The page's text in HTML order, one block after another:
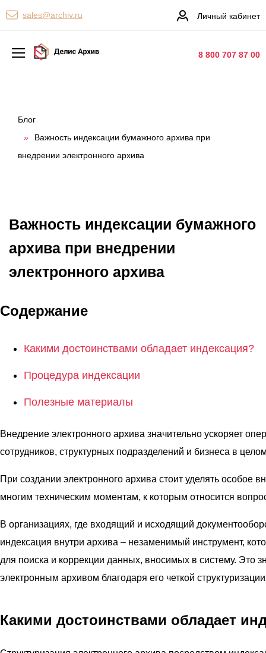
sales@archiv.ru Личный кабинет
8 800 707 87 00
Персональные сервисы
Хранение документов
Уничтожение документов
Сканирование документов
О компании
Реализованные проекты
Заказать услугу
Заказать звонок
Блог
»
Важность индексации бумажного архива при
внедрении электронного архива
Важность индексации бумажного
архива при внедрении
электронного архива
Содержание
Какими достоинствами обладает индексация?
Процедура индексации
Полезные материалы
Внедрение электронного архива значительно ускоряет
сотрудников, структурных подразделений и бизнеса в
При создании электронного архива стоит уделять особое
многим техническим моментам, к которым относится
В организациях, где входящий и исходящий
индексация внутри архива – незаменимый инструмент,
для поиска и коррекции данных, вносимых в систему. Это
электронным архивом благодаря его четкой
Какими достоинствами обладает